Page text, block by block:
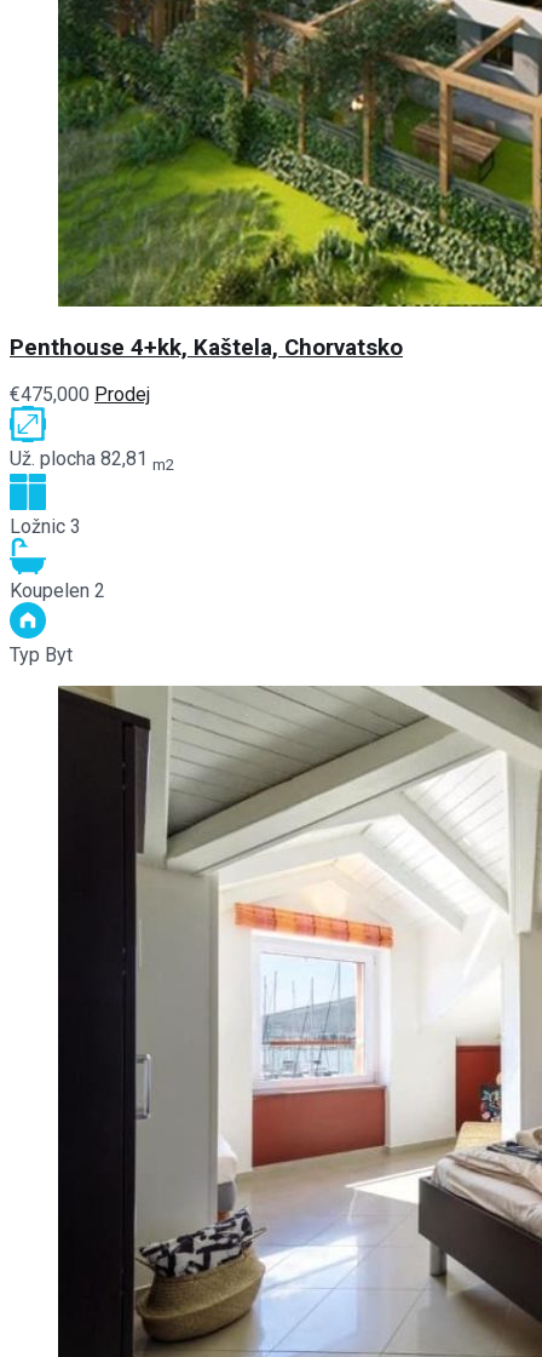
Penthouse 4+kk, Kaštela, Chorvatsko
€475,000 Prodej
Už. plocha 82,81 m2
Ložnic 3
Koupelen 2
Typ Byt